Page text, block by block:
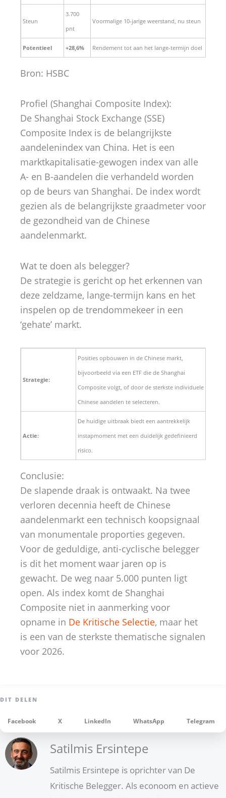
Steun
3.700
pnt
Voormalige 10-jarige weerstand, nu steun
Potentieel +28,6% Rendement tot aan het lange-termijn doel
Bron: HSBC
Profiel (Shanghai Composite Index):
De Shanghai Stock Exchange (SSE)
Composite Index is de belangrijkste
aandelenindex van China. Het is een
marktkapitalisatie-gewogen index van alle
A- en B-aandelen die verhandeld worden
op de beurs van Shanghai. De index wordt
gezien als de belangrijkste graadmeter voor
de gezondheid van de Chinese
aandelenmarkt.
Wat te doen als belegger?
De strategie is gericht op het erkennen van
deze zeldzame, lange-termijn kans en het
inspelen op de trendommekeer in een
‘gehate’ markt.
Strategie:
Posities opbouwen in de Chinese markt,
bijvoorbeeld via een ETF die de Shanghai
Composite volgt, of door de sterkste individuele
Chinese aandelen te selecteren.
Actie:
De huidige uitbraak biedt een aantrekkelijk
instapmoment met een duidelijk gedefinieerd
risico.
Conclusie:
De slapende draak is ontwaakt. Na twee
verloren decennia heeft de Chinese
aandelenmarkt een technisch koopsignaal
van monumentale proporties gegeven.
Voor de geduldige, anti-cyclische belegger
is dit het moment waar jaren op is
gewacht. De weg naar 5.000 punten ligt
open. Als index komt de Shanghai
Composite niet in aanmerking voor
opname in De Kritische Selectie, maar het
is een van de sterkste thematische signalen
voor 2026.
Facebook X LinkedIn WhatsApp Telegram
Satilmis Ersintepe
Satilmis Ersintepe is oprichter van De
Kritische Belegger. Als econoom en actieve